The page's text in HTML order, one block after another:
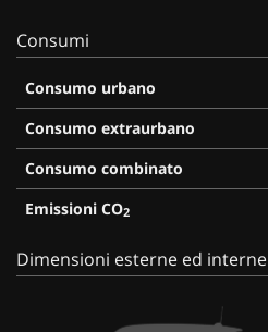
Consumi
Consumo urbano
Consumo extraurbano
Consumo combinato
Emissioni CO2
Dimensioni esterne ed interne